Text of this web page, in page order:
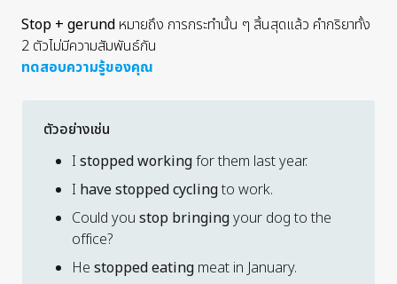
ดูโปรแกรมทั้งหมด
สำนักงาน
ค้นหาสำนักงานที่ใกล้กับคุณ
เกี่ยวกับเรา
Stop + gerund หมายถึง การกระทำนั้น ๆ สิ้นสุดแล้ว คำกริยาทั้ง
2 ตัวไม่มีความสัมพันธ์กัน
ทดสอบความรู้ของคุณ
ตัวอย่างเช่น
Istopped workingfor them last year.
I have stopped cyclingto work.
Could you stop bringingyour dog to the
office?
He stopped eating meat in January.